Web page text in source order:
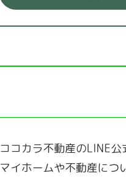
ココカラ不動産のLINE
マイホームや不動産につ